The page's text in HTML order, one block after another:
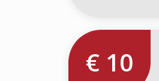
€ 10